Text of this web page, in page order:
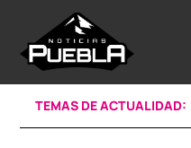
content
TEMAS DE ACTUALIDAD: